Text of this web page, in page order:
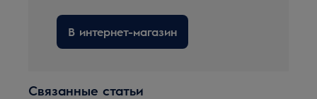
В интернет-магазин
Связанные статьи